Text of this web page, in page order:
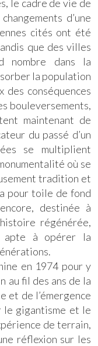
le cadre de vie de
d’une
cités ont été
que des villes
nombre dans la
la population
des conséquences
bouleversements,
maintenant de
du passé d’un
se multiplient
où se
tradition et
pour toile de fond
destinée à
régénérée,
apte à opérer la
en 1974 pour y
au fil des ans de la
de l’émergence
le gigantisme et le
de terrain,
réflexion sur les